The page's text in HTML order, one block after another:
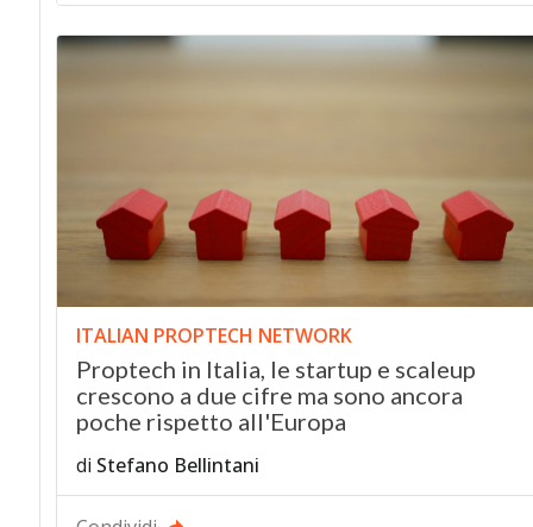
ITALIAN PROPTECH NETWORK
Proptech in Italia, le startup e scaleup
crescono a due cifre ma sono ancora
poche rispetto all'Europa
di Stefano Bellintani